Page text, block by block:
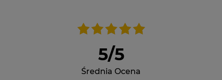
5/5
Średnia Ocena